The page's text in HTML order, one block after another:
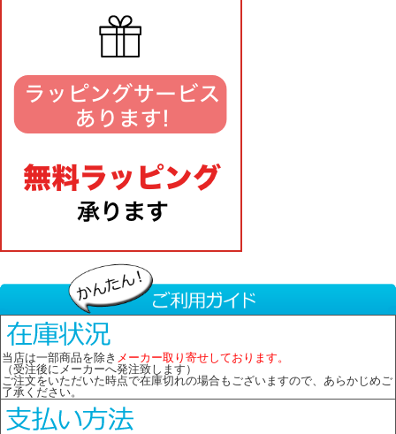
当店は一部商品を除き メーカー取り寄せしております。
（受注後にメーカーへ発注致します）
ご注文をいただいた時点で在庫切れの場合もございますので、あらかじめご
了承ください。